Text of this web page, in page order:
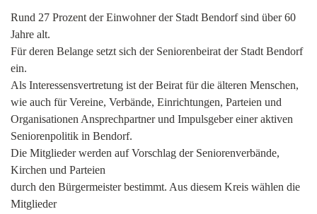
Rund 27 Prozent der Einwohner der Stadt Bendorf sind über 60
Jahre alt.
Für deren Belange setzt sich der Seniorenbeirat der Stadt Bendorf
ein.
Als Interessensvertretung ist der Beirat für die älteren Menschen,
wie auch für Vereine, Verbände, Einrichtungen, Parteien und
Organisationen Ansprechpartner und Impulsgeber einer aktiven
Seniorenpolitik in Bendorf.
Die Mitglieder werden auf Vorschlag der Seniorenverbände,
Kirchen und Parteien
durch den Bürgermeister bestimmt. Aus diesem Kreis wählen die
Mitglieder